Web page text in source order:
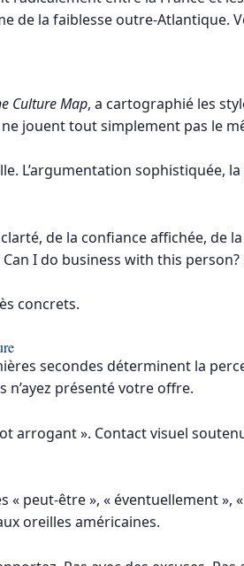
de la faiblesse outre-Atlantique.
Culture Map, a cartographié les
jouent tout simplement pas le
L’argumentation sophistiquée,
de la confiance affichée, de
I do business with this person?
concrets.
secondes déterminent la
présenté votre offre.
arrogant ». Contact visuel
peut-être », « éventuellement »,
oreilles américaines.